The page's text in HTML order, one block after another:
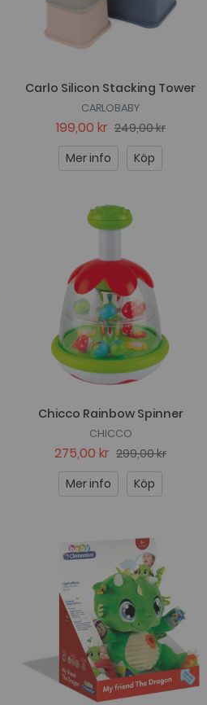
Carlo Silicon Stacking Tower
CARLOBABY
199,00 kr 249,00 kr
Mer info
Köp
Chicco Rainbow Spinner
CHICCO
275,00 kr 299,00 kr
Mer info
Köp